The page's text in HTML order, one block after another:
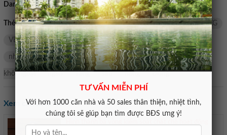
TƯ VẤN MIỄN PHÍ
Với hơn 1000 căn nhà và 50 sales thân thiện, nhiệt tình,
chúng tôi sẽ giúp bạn tìm được BĐS ưng ý!
Danh mục:Bán nhà mặt tiền
Thẻ tìm kiếm: tin chứng khoán mới nhất cổ phiếu thép NKG
VBB HSG Vietbank HPG tuần thep một
nhóm tin tức chứng khoán VN-Index Khối giao dịch
khối ngoại ngân Tăng sầu hàng Đồng
Xem các tin khác: